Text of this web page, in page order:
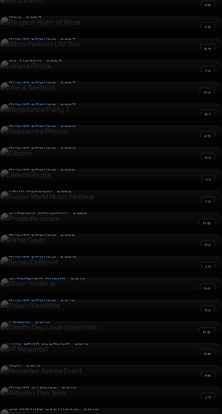
25
Peugeot Night of Allure
MEC · 2024
13
Milica Pavlović LAV Tour
ARENA ZAGREB · 2024
32
Jelena Rozga
ŠC VIŠNJIK · 2024
14
Marija Šerifović
ARENA ZAGREB · 2024
04
Megadance Party 1
ARENA ZAGREB · 2024
31
Aleksandra Prijović
ARENA ZAGREB · 2023
43
Gibonni
ARENA ZAGREB · 2023
27
Jelena Rozga
ARENA ZAGREB · 2022
11
Fusion World Music Festival
PARK MLADEŽI · 2022
14
Progledaj srcem
STADION MAKSIMIR · 2022
09
Petar Grašo
ARENA ZAGREB · 2022
24
Sergej Ćetković
ARENA ZAGREB · 2020
12
Oliver “Vridilo je”
SPALADIUM ARENA · 2019
20
Prljavo Kazalište
ARENA ZAGREB · 2019
24
Gandhi Day Laser projection
PUBLIC · 2019
06
HT Magenta1
TRG BANA JELAČIĆA · 2019
05
Mercedes Actros Event
NSK · 2019
25
Aktualov Dan žena
ARENA STOŽICE · 2019
17
DORA
SD MARINO CVETKOVIĆ · 2019